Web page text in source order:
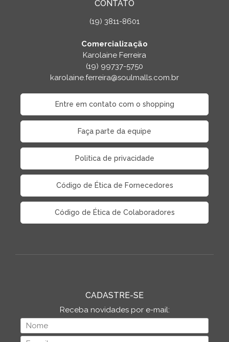
CONTATO
(19) 3811-8601
Comercialização
Karolaine Ferreira
(19) 99737-5750
karolaine.ferreira@soulmalls.com.br
Entre em contato com o shopping
Faça parte da equipe
Politica de privacidade
Código de Ética de Fornecedores
Código de Ética de Colaboradores
CADASTRE-SE
Receba novidades por e-mail: